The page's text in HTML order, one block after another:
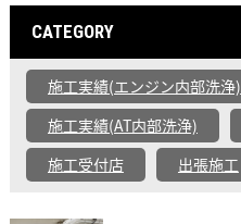
CATEGORY
施工実績(エンジン内部洗浄)
施工実績(AT内部洗浄)
施工受付店
出張施工